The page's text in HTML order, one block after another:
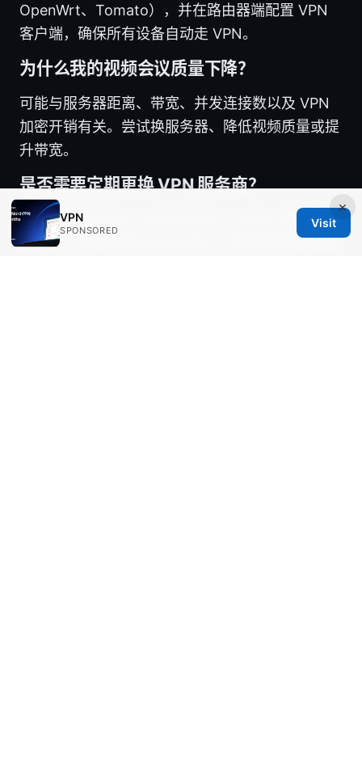
OpenWrt、Tomato），并在路由器端配置 VPN
客户端，确保所有设备自动走 VPN。
为什么我的视频会议质量下降？
可能与服务器距离、带宽、并发连接数以及 VPN
加密开销有关。尝试换服务器、降低视频质量或提
升带宽。
是否需要定期更换 VPN 服务商？
如果当前服务商无法满足稳定性、速度与隐私需
求，可以考虑定期评估并切换，但要确保数据迁移
×
VPN
SPONSORED
Visit